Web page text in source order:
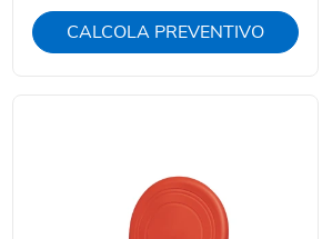
CALCOLA PREVENTIVO